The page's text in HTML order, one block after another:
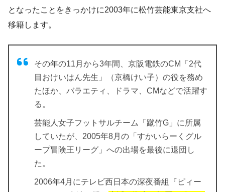
となったことをきっかけに2003年に松竹芸能東京支社へ
移籍します。
その年の11月から3年間、京阪電鉄のCM「2代
目おけいはん先生」（京橋けい子）の役を務め
たほか、バラエティ、ドラマ、CMなどで活躍す
る。
芸能人女子フットサルチーム「蹴竹G」に所属
していたが、2005年8月の「すかいらーくグル
ープ冒険王リーグ」への出場を最後に退団し
た。
2006年4月にテレビ西日本の深夜番組『ピィー